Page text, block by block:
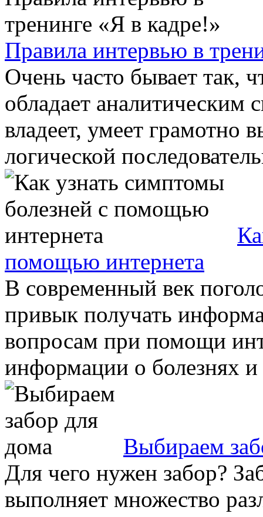
Правила интервью в
Очень часто бывает так,
обладает
владеет, умеет грамотно
логической
помощью интернета
В современный век
привык получать
вопросам при помощи
информации о болезнях
Выбираем
Для чего нужен забор?
выполняет множество